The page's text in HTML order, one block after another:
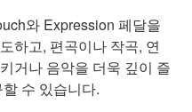
와 Expression 페달을
하고, 편곡이나 작곡, 연
거나 음악을 더욱 깊이 즐
수 있습니다.